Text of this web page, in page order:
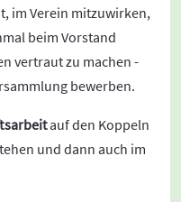
im Verein mitzuwirken,
beim Vorstand
vertraut zu machen -
bewerben.
auf den Koppeln
und dann auch im